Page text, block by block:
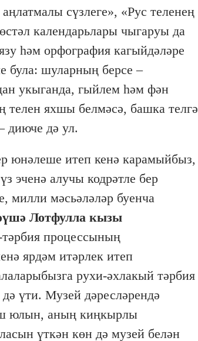
сүзлеге», «Рус теленең
календарьлары чыгаруы да
һәм орфография кагыйдәләре
була: шуларның берсе –
укыганда, гыйлем һәм фән
телен яхшы белмәсә, башка телгә
диюче дә ул.
юнәлеше итеп кенә карамыйбыз,
эченә алучы кодрәтле бер
милли мәсьәләләр буенча
Лотфулла кызы
процессының
ярдәм итәрлек итеп
рухи-әхлакый тәрбия
үти. Музей дәресләрендә
юлын, аның киңкырлы
үткән көн дә музей белән